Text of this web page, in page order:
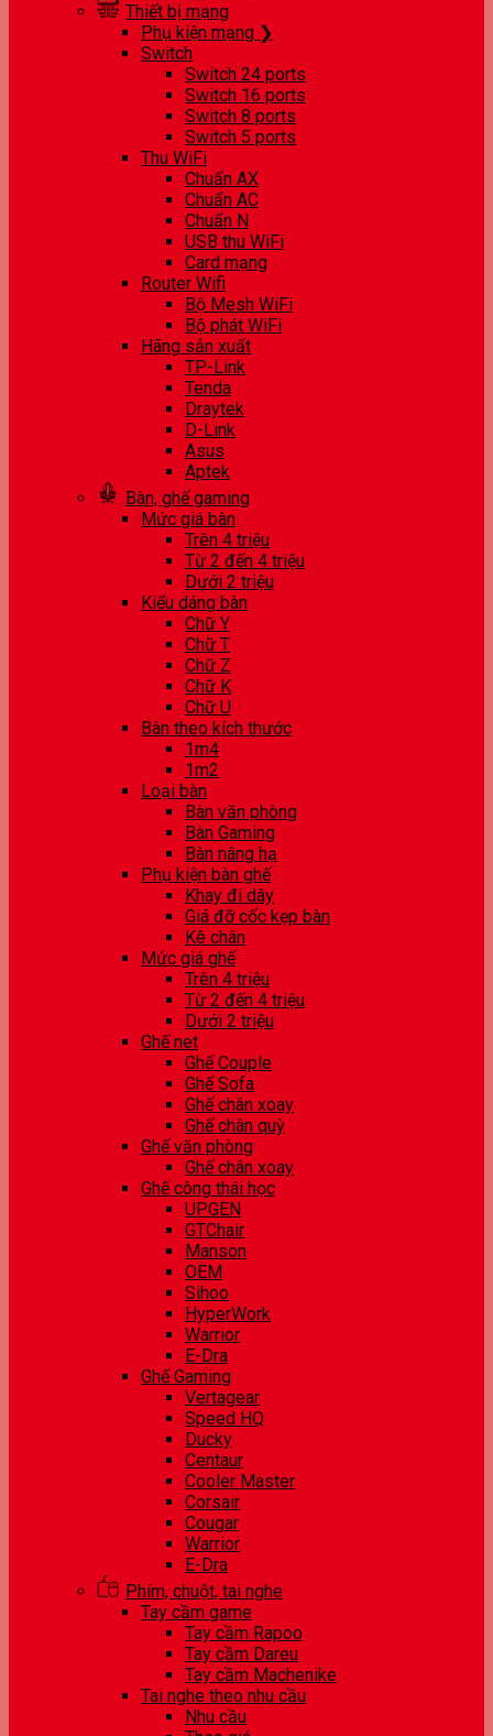
Thiết bị mạng
Phụ kiện mạng ❯
Switch
Switch 24 ports
Switch 16 ports
Switch 8 ports
Switch 5 ports
Thu WiFi
Chuẩn AX
Chuẩn AC
Chuẩn N
USB thu WiFi
Card mạng
Router Wifi
Bộ Mesh WiFi
Bộ phát WiFi
Hãng sản xuất
TP-Link
Tenda
Draytek
D-Link
Asus
Aptek
Bàn, ghế gaming
Mức giá bàn
Trên 4 triệu
Từ 2 đến 4 triệu
Dưới 2 triệu
Kiểu dáng bàn
Chữ Y
Chữ T
Chữ Z
Chữ K
Chữ U
Bàn theo kích thước
1m4
1m2
Loại bàn
Bàn văn phòng
Bàn Gaming
Bàn nâng hạ
Phụ kiện bàn ghế
Khay đi dây
Giá đỡ cốc kẹp bàn
Kê chân
Mức giá ghế
Trên 4 triệu
Từ 2 đến 4 triệu
Dưới 2 triệu
Ghế net
Ghế Couple
Ghế Sofa
Ghế chân xoay
Ghế chân quỳ
Ghế văn phòng
Ghế chân xoay
Ghế công thái học
UPGEN
GTChair
Manson
OEM
Sihoo
HyperWork
Warrior
E-Dra
Ghế Gaming
Vertagear
Speed HQ
Ducky
Centaur
Cooler Master
Corsair
Cougar
Warrior
E-Dra
Phím, chuột, tai nghe
Tay cầm game
Tay cầm Rapoo
Tay cầm Dareu
Tay cầm Machenike
Tai nghe theo nhu cầu
Nhu cầu